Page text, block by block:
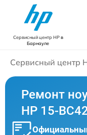
Сервисный центр HPв
Барнауле
Сервисный центр
Ремонт
HP 15-